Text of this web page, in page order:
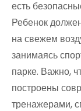
есть
Ребенок
на свежем
занимаясь
парке. Важно,
построены
тренажерами,